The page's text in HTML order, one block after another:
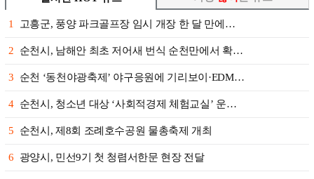
1 고흥군, 풍양 파크골프장 임시 개장 한 달 만에…
2 순천시, 남해안 최초 저어새 번식 순천만에서 확…
3 순천 ‘동천야광축제’ 야구응원에 기리보이·EDM…
4 순천시, 청소년 대상 ‘사회적경제 체험교실’ 운…
5 순천시, 제8회 조례호수공원 물총축제 개최
6 광양시, 민선9기 첫 청렴서한문 현장 전달